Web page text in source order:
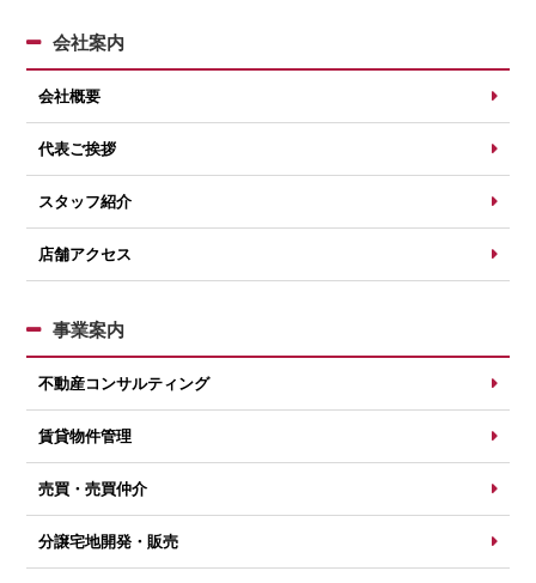
会社案内
会社概要
代表ご挨拶
スタッフ紹介
店舗アクセス
事業案内
不動産コンサルティング
賃貸物件管理
売買・売買仲介
分譲宅地開発・販売